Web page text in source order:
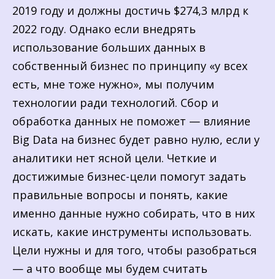
2019 году и должны достичь $274,3 млрд к
2022 году. Однако если внедрять
использование больших данных в
собственный бизнес по принципу «у всех
есть, мне тоже нужно», мы получим
технологии ради технологий. Сбор и
обработка данных не поможет — влияние
Big Data на бизнес будет равно нулю, если у
аналитики нет ясной цели. Четкие и
достижимые бизнес-цели помогут задать
правильные вопросы и понять, какие
именно данные нужно собирать, что в них
искать, какие инструменты использовать.
Цели нужны и для того, чтобы разобраться
— а что вообще мы будем считать